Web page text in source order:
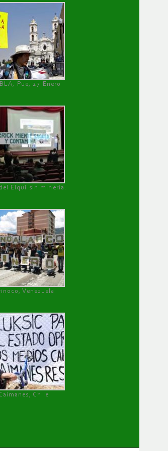
Pue, 27 Enero
Elqui sin minería.
Venezuela
Chile